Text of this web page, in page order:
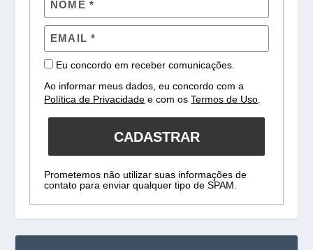
Eu concordo em receber comunicações.
Ao informar meus dados, eu concordo com a
Política de Privacidade e com osTermos de Uso.
CADASTRAR
Prometemos não utilizar suas informações de
contato para enviar qualquer tipo de SPAM.